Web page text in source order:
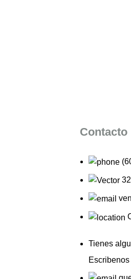
Contacto
Tienes
Escribenos